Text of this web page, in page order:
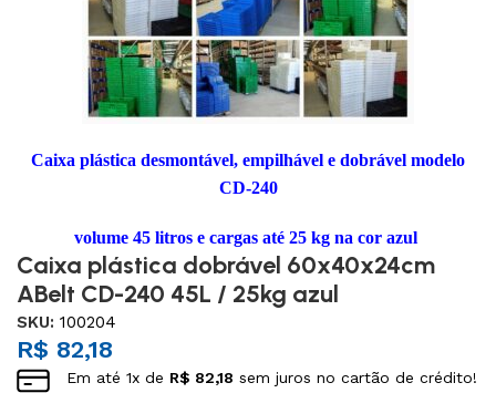
Caixa plástica desmontável, empilhável e dobrável modelo
CD-240
volume 45 litros e cargas até 25 kg na cor azul
Caixa plástica dobrável 60x40x24cm
ABelt CD-240 45L / 25kg azul
SKU:100204
R$ 82,18
Em até1x de R$ 82,18 sem juros no cartão de crédito!